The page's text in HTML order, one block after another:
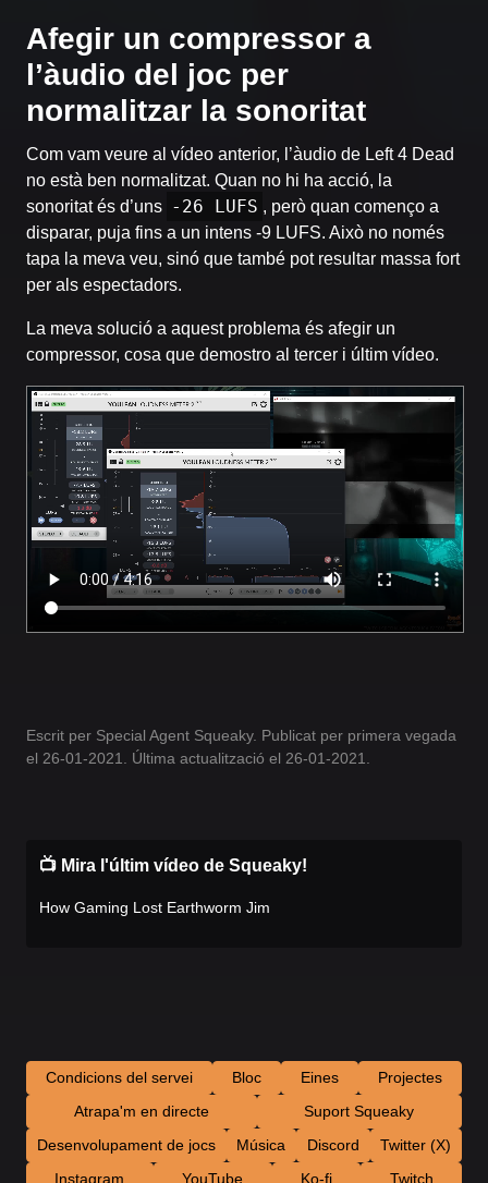
Afegir un compressor a
l’àudio del joc per
normalitzar la sonoritat
Com vam veure al vídeo anterior, l’àudio de Left 4 Dead
no està ben normalitzat. Quan no hi ha acció, la
sonoritat és d’uns -26 LUFS , però quan començo a
disparar, puja fins a un intens -9 LUFS. Això no només
tapa la meva veu, sinó que també pot resultar massa fort
per als espectadors.
La meva solució a aquest problema és afegir un
compressor, cosa que demostro al tercer i últim vídeo.
Escrit per Special Agent Squeaky. Publicat per primera vegada
el 26-01-2021. Última actualització el 26-01-2021.
📺 Mira l'últim vídeo de Squeaky!
How Gaming Lost Earthworm Jim
Condicions del servei Bloc Eines
Projectes
Atrapa'm en directe
Suport Squeaky
Desenvolupament de jocs
Música Discord
Twitter (X)
Instagram
YouTube Ko-fi Twitch